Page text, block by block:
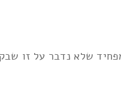
לתת להיכנס, מרוב שאין שום דבר מפחיד